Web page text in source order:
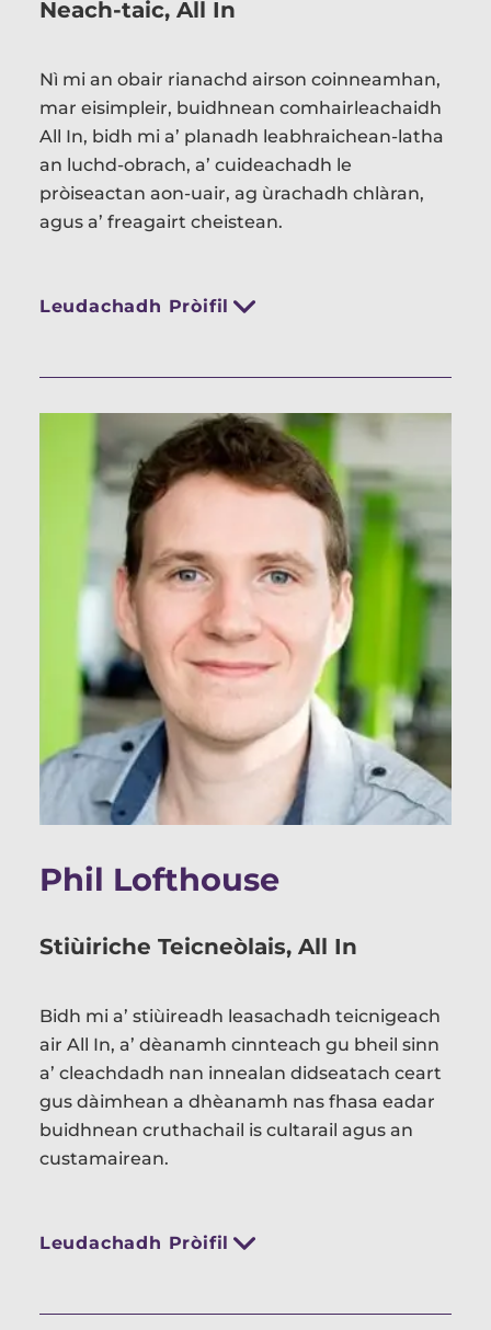
Neach-taic, All In
Nì mi an obair rianachd airson coinneamhan,
mar eisimpleir, buidhnean comhairleachaidh
All In, bidh mi a’ planadh leabhraichean-latha
an luchd-obrach, a’ cuideachadh le
pròiseactan aon-uair, ag ùrachadh chlàran,
agus a’ freagairt cheistean.
Leudachadh Pròifil
Phil Lofthouse
Stiùiriche Teicneòlais, All In
Bidh mi a’ stiùireadh leasachadh teicnigeach
air All In, a’ dèanamh cinnteach gu bheil sinn
a’ cleachdadh nan innealan didseatach ceart
gus dàimhean a dhèanamh nas fhasa eadar
buidhnean cruthachail is cultarail agus an
custamairean.
Leudachadh Pròifil